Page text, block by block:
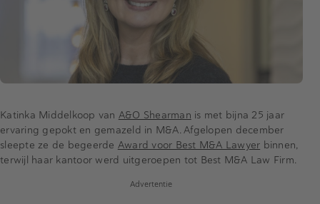
Katinka Middelkoop van A&O Shearman is met bijna 25 jaar
ervaring gepokt en gemazeld in M&A. Afgelopen december
sleepte ze de begeerde Award voor Best M&A Lawyer binnen,
terwijl haar kantoor werd uitgeroepen tot Best M&A Law Firm.
Advertentie